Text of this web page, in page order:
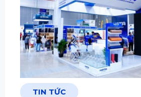
TIN TỨC